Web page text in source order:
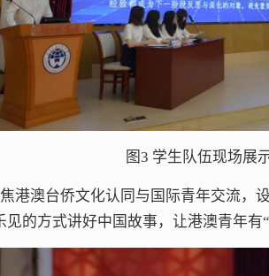
图3 学生队伍现场展
港澳台侨文化认同与国际青年交流，
的方式讲好中国故事，让港澳青年